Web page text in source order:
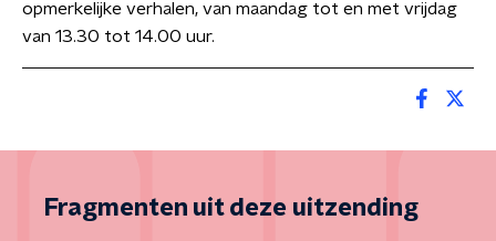
opmerkelijke verhalen, van maandag tot en met vrijdag
van 13.30 tot 14.00 uur.
Fragmenten uit deze uitzending